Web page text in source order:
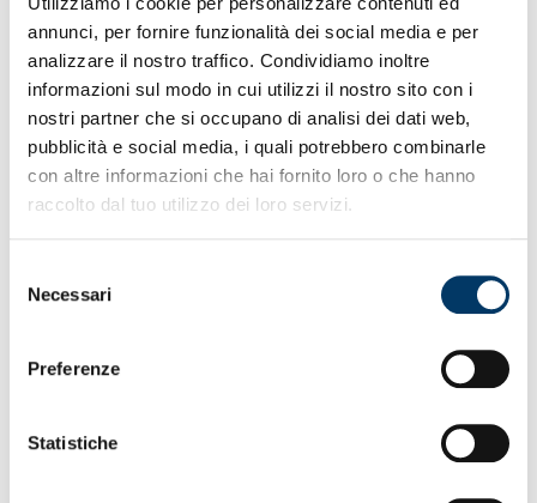
annunci, per fornire funzionalità dei social media e per
analizzare il nostro traffico. Condividiamo inoltre
informazioni sul modo in cui utilizzi il nostro sito con i
nostri partner che si occupano di analisi dei dati web,
pubblicità e social media, i quali potrebbero combinarle
con altre informazioni che hai fornito loro o che hanno
raccolto dal tuo utilizzo dei loro servizi.
delNecessari
Preferenze
Statistiche
inattive. Messias verso la convocazione. Indisponibile
De Winter. Cresce l’attesa per la prima al “Ferraris”
dopo la fine del mercato e per dare la carica anche ai
nuovi acquisti. In caso di risultato positivo, eguagliata
la serie di 9 partite senza sconfitte datata 2014. Dopo
23 giornate il Grifone guida la classifica dei pali (13)
nella Serie A Tim 2023/24. Ospiti speciali nella Giornata
Mondiale dei Malati. Sull’e-commerce ufficiale i capi
della linea essential (QUI). Domenica il meteo migliora.
largo anticipo per ridurre i tempi di attesa ai tornelli e
favorire le procedure di ingresso.